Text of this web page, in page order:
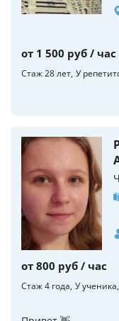
от 1 500 руб / час
Стаж 28 лет У
от 800 руб / час
Стаж 4 года У ученика